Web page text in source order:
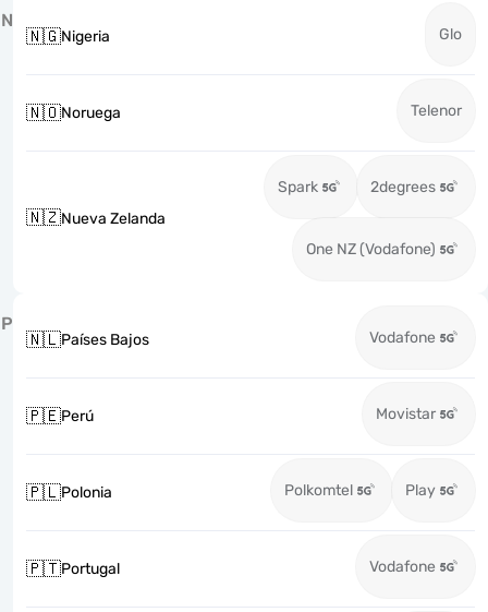
N
🇳🇬Nigeria Glo
🇳🇴Noruega Telenor
🇳🇿Nueva Zelanda
Spark 2degrees
One NZ (Vodafone)
P
🇳🇱Países Bajos Vodafone
🇵🇪Perú Movistar
🇵🇱Polonia Polkomtel Play
🇵🇹Portugal Vodafone